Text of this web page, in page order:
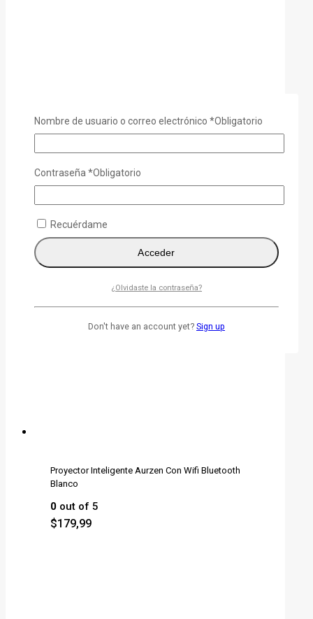
Nombre de usuario o correo electrónico *Obligatorio
Contraseña *Obligatorio
Recuérdame
Acceder
¿Olvidaste la contraseña?
Don't have an account yet? Sign up
Proyector Inteligente Aurzen Con Wifi Bluetooth
Blanco
0 out of 5
$179,99